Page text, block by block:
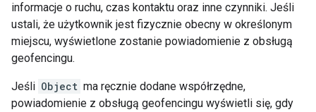
informacje o ruchu, czas kontaktu oraz inne czynniki. Jeśli
ustali, że użytkownik jest fizycznie obecny w określonym
miejscu, wyświetlone zostanie powiadomienie z obsługą
geofencingu.
Jeśli Object ma ręcznie dodane współrzędne,
powiadomienie z obsługą geofencingu wyświetli się, gdy